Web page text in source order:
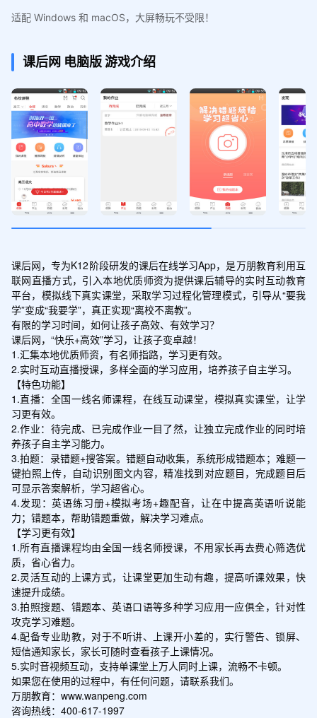
适配 Windows 和 macOS，大屏畅玩不受限！
课后网 电脑版游戏介绍
课后网，专为K12阶段研发的课后在线学习App，是万朋教育利用互
联网直播方式，引入本地优质师资为提供课后辅导的实时互动教育
平台，模拟线下真实课堂，采取学习过程化管理模式，引导从“要我
学”变成“我要学”，真正实现“离校不离教”。
有限的学习时间，如何让孩子高效、有效学习？
课后网，“快乐+高效”学习，让孩子变卓越！
1.汇集本地优质师资，有名师指路，学习更有效。
2.实时互动直播授课，多样全面的学习应用，培养孩子自主学习。
【特色功能】
1.直播：全国一线名师课程，在线互动课堂，模拟真实课堂，让学
习更有效。
2.作业：待完成、已完成作业一目了然，让独立完成作业的同时培
养孩子自主学习能力。
3.拍题：录错题+搜答案。错题自动收集，系统形成错题本；难题一
键拍照上传，自动识别图文内容，精准找到对应题目，完成题目后
可显示答案解析，学习超省心。
4.发现：英语练习册+模拟考场+趣配音，让在中提高英语听说能
力；错题本，帮助错题重做，解决学习难点。
【学习更有效】
1.所有直播课程均由全国一线名师授课，不用家长再去费心筛选优
质，省心省力。
2.灵活互动的上课方式，让课堂更加生动有趣，提高听课效果，快
速提升成绩。
3.拍照搜题、错题本、英语口语等多种学习应用一应俱全，针对性
攻克学习难题。
4.配备专业助教，对于不听讲、上课开小差的，实行警告、锁屏、
短信通知家长，家长可随时查看孩子上课情况。
5.实时音视频互动，支持单课堂上万人同时上课，流畅不卡顿。
如果您在使用的过程中，有任何问题，请联系我们。
万朋教育：www.wanpeng.com
咨询热线：400-617-1997